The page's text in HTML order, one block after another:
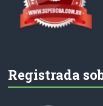
Registrada